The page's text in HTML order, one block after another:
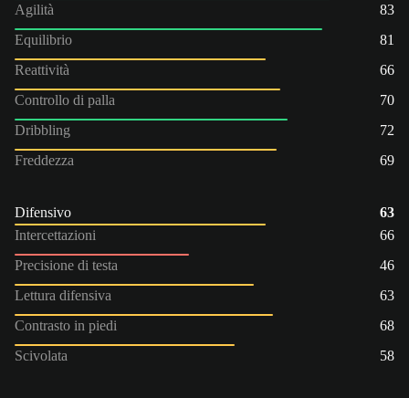
Agilità
83
Equilibrio
81
Reattività
66
Controllo di palla
70
Dribbling
72
Freddezza
69
Difensivo
63
Intercettazioni
66
Precisione di testa
46
Lettura difensiva
63
Contrasto in piedi
68
Scivolata
58